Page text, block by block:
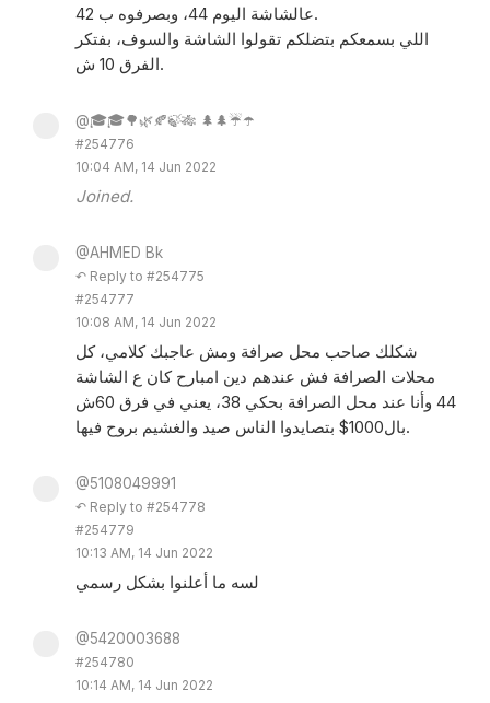
عالشاشة اليوم 44، وبصرفوه ب 42.
اللي بسمعكم بتضلكم تقولوا الشاشة والسوف، بفتكر
الفرق 10 ش.
@🎓🎓🌳🌿🍂🍃🎋 🌲🌲☔️☂️
#254776
10:04 AM, 14 Jun 2022
Joined.
@AHMED Bk
↶ Reply to #254775
#254777
10:08 AM, 14 Jun 2022
شكلك صاحب محل صرافة ومش عاجبك كلامي، كل
محلات الصرافة فش عندهم دين امبارح كان ع الشاشة
44 وأنا عند محل الصرافة بحكي 38، يعني في فرق 60ش
بال1000$ بتصايدوا الناس صيد والغشيم بروح فيها.
@5108049991
↶ Reply to #254778
#254779
10:13 AM, 14 Jun 2022
لسه ما أعلنوا بشكل رسمي
@5420003688
#254780
10:14 AM, 14 Jun 2022